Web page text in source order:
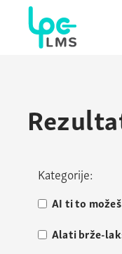
Kategorije:
AI ti to možeš
Alati brže-